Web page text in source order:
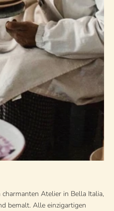
Atelier in Bella Italia,
bemalt. Alle einzigartigen